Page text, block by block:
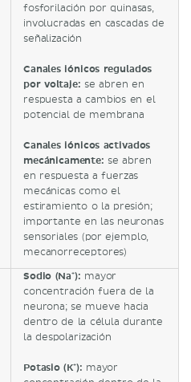
fosforilación por quinasas,
involucradas en cascadas de
señalización
Canales iónicos regulados
por voltaje: se abren en
respuesta a cambios en el
potencial de membrana
Canales iónicos activados
mecánicamente: se abren
en respuesta a fuerzas
mecánicas como el
estiramiento o la presión;
importante en las neuronas
sensoriales (por ejemplo,
mecanorreceptores)
Sodio (Na⁺): mayor
concentración fuera de la
neurona; se mueve hacia
dentro de la célula durante
la despolarización
Potasio (K⁺): mayor